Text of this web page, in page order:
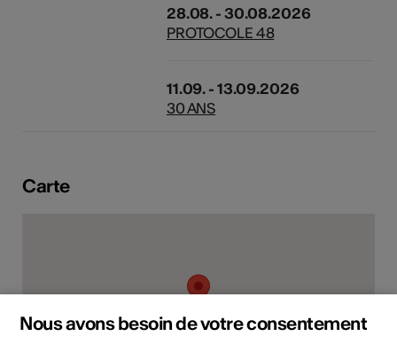
28.08. - 30.08.2026
PROTOCOLE 48
11.09. - 13.09.2026
30 ANS
Carte
Nous avons besoin de votre consentement